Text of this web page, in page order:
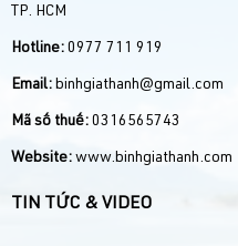
TP. HCM
Hotline: 0977 711 919
Email: binhgiathanh@gmail.com
Mã số thuế: 0316565743
Website: www.binhgiathanh.com
TIN TỨC & VIDEO